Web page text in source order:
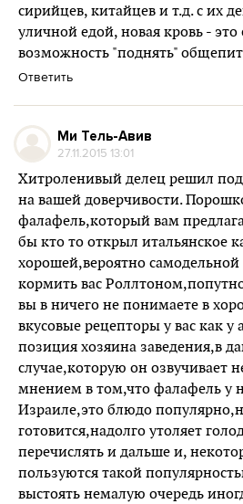
сирийцев, китайцев и т.д. с их
уличной едой, новая кровь - это
возможность "поднять"
Ответить
Ми Тель-Авив
27.11.2015 13:01
Хитроленивый делец решил
на вашей доверчивости.
фалафель,который вам
бы кто то открыл итальянское
хорошей,вероятно
кормить вас
вы в ничего не понимаете в
вкусовые рецепторы у вас как у
позиция хозяина заведения,в
случае,которую он озвучивает
мнением в том,что фалафель у
Израиле,это блюдо
готовится,надолго утоляет
перечислять и дальше и,
пользуются такой
выстоять немалую очередь